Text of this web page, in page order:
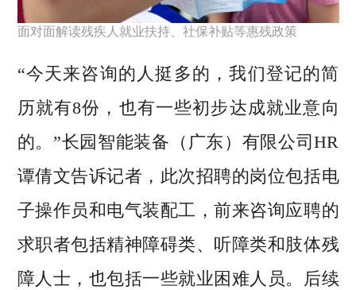
面对面解读残疾人就业扶持、社保补贴等惠残政策
“今天来咨询的人挺多的，我们登记的简
历就有8份，也有一些初步达成就业意向
的。”长园智能装备（广东）有限公司HR
谭倩文告诉记者，此次招聘的岗位包括电
子操作员和电气装配工，前来咨询应聘的
求职者包括精神障碍类、听障类和肢体残
障人士，也包括一些就业困难人员。后续